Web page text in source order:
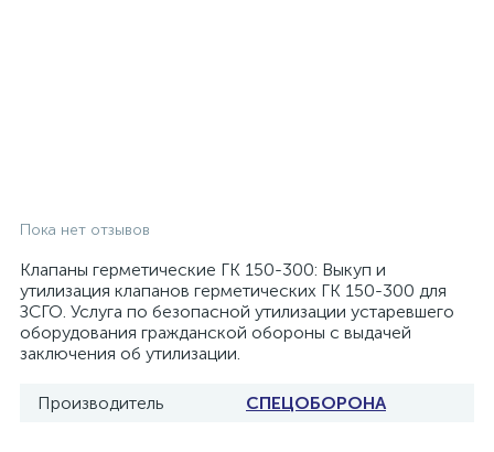
Пока нет отзывов
Клапаны герметические ГК 150-300: Выкуп и
утилизация клапанов герметических ГК 150-300 для
ЗСГО. Услуга по безопасной утилизации устаревшего
оборудования гражданской обороны с выдачей
заключения об утилизации.
Производитель СПЕЦОБОРОНА